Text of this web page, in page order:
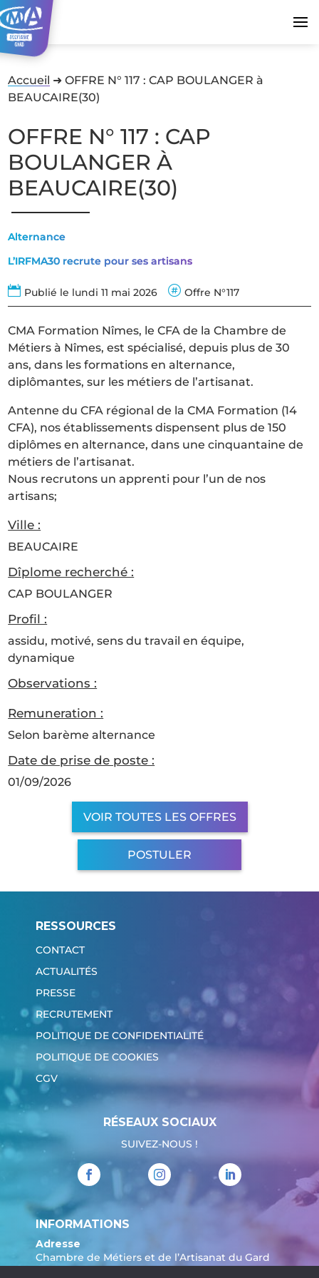
Accueil ➜OFFRE N° 117 : CAP BOULANGER à
BEAUCAIRE(30)
OFFRE N° 117 : CAP
BOULANGER À
BEAUCAIRE(30)
Alternance
L’IRFMA30 recrute pour ses artisans
 Publié le lundi 11 mai 2026  Offre N°117
CMA Formation Nîmes, le CFA de la Chambre de
Métiers à Nîmes, est spécialisé, depuis plus de 30
ans, dans les formations en alternance,
diplômantes, sur les métiers de l’artisanat.
Antenne du CFA régional de la CMA Formation (14
CFA), nos établissements dispensent plus de 150
diplômes en alternance, dans une cinquantaine de
métiers de l’artisanat.
Nous recrutons un apprenti pour l’un de nos
artisans;
Ville :
BEAUCAIRE
Dîplome recherché :
CAP BOULANGER
Profil :
assidu, motivé, sens du travail en équipe,
dynamique
Observations :
Remuneration :
Selon barème alternance
Date de prise de poste :
01/09/2026
VOIR TOUTES LES OFFRES
POSTULER
RESSOURCES
CONTACT
ACTUALITÉS
PRESSE
RECRUTEMENT
POLITIQUE DE CONFIDENTIALITÉ
POLITIQUE DE COOKIES
CGV
RÉSEAUX SOCIAUX
SUIVEZ-NOUS !
INFORMATIONS
Adresse
Chambre de Métiers et de l’Artisanat du Gard